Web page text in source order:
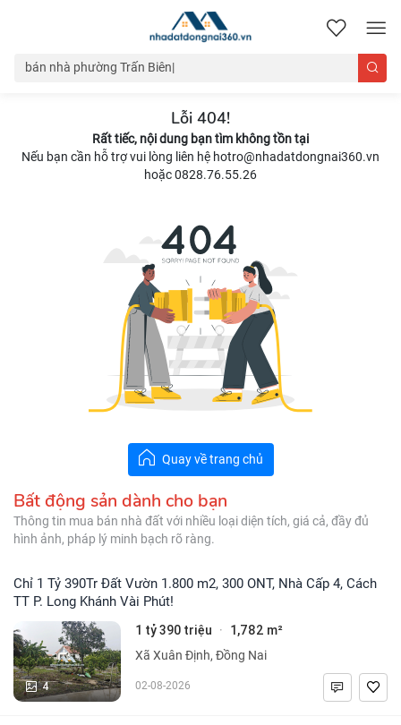
nhadatdongnai360.vn
Lỗi 404!
Rất tiếc, nội dung bạn tìm không tồn tại
Nếu bạn cần hỗ trợ vui lòng liên hệ hotro@nhadatdongnai360.vn
hoặc 0828.76.55.26
Quay về trang chủ
Bất động sản dành cho bạn
Thông tin mua bán nhà đất với nhiều loại diện tích, giá cả, đầy đủ
hình ảnh, pháp lý minh bạch rõ ràng.
Chỉ 1 Tỷ 390Tr Đất Vườn 1.800 m2, 300 ONT, Nhà Cấp 4, Cách
TT P. Long Khánh Vài Phút!
4
1 tỷ 390 triệu · 1,782 m²
Xã Xuân Định, Đồng Nai
02-08-2026